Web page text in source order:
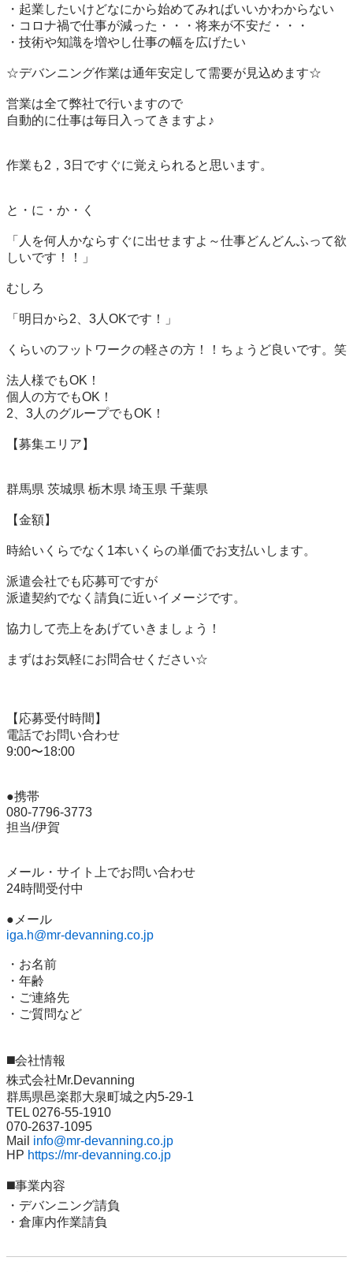
・起業したいけどなにから始めてみればいいかわからない
・コロナ禍で仕事が減った・・・将来が不安だ・・・
・技術や知識を増やし仕事の幅を広げたい
☆デバンニング作業は通年安定して需要が見込めます☆
営業は全て弊社で行いますので
自動的に仕事は毎日入ってきますよ♪
作業も2，3日ですぐに覚えられると思います。
と・に・か・く
「人を何人かならすぐに出せますよ～仕事どんどんふって欲
しいです！！」
むしろ
「明日から2、3人OKです！」
くらいのフットワークの軽さの方！！ちょうど良いです。笑
法人様でもOK！
個人の方でもOK！
2、3人のグループでもOK！
【募集エリア】
群馬県 茨城県 栃木県 埼玉県 千葉県
【金額】
時給いくらでなく1本いくらの単価でお支払いします。
派遣会社でも応募可ですが
派遣契約でなく請負に近いイメージです。
協力して売上をあげていきましょう！
まずはお気軽にお問合せください☆
【応募受付時間】
電話でお問い合わせ
9:00〜18:00
●携帯
080-7796-3773
担当/伊賀
メール・サイト上でお問い合わせ
24時間受付中
iga.h@mr-devanning.co.jp
・お名前
・年齢
・ご連絡先
・ご質問など
◼️会社情報
株式会社Mr.Devanning
群馬県邑楽郡大泉町城之内5-29-1
TEL 0276-55-1910
070-2637-1095
Mail info@mr-devanning.co.jp
HP https://mr-devanning.co.jp
◼️事業内容
・デバンニング請負
・倉庫内作業請負